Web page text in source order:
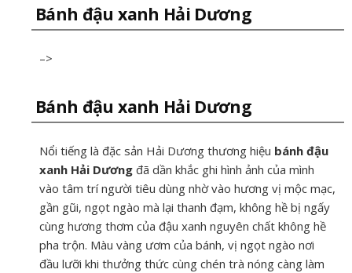
Bánh đậu xanh Hải Dương
–>
Bánh đậu xanh Hải Dương
Nổi tiếng là đặc sản Hải Dương thương hiệu bánh đậu
xanh Hải Dương đã dần khắc ghi hình ảnh của mình
vào tâm trí người tiêu dùng nhờ vào hương vị mộc mạc,
gần gũi, ngọt ngào mà lại thanh đạm, không hề bị ngấy
cùng hương thơm của đậu xanh nguyên chất không hề
pha trộn. Màu vàng ươm của bánh, vị ngọt ngào nơi
đầu lưỡi khi thưởng thức cùng chén trà nóng càng làm